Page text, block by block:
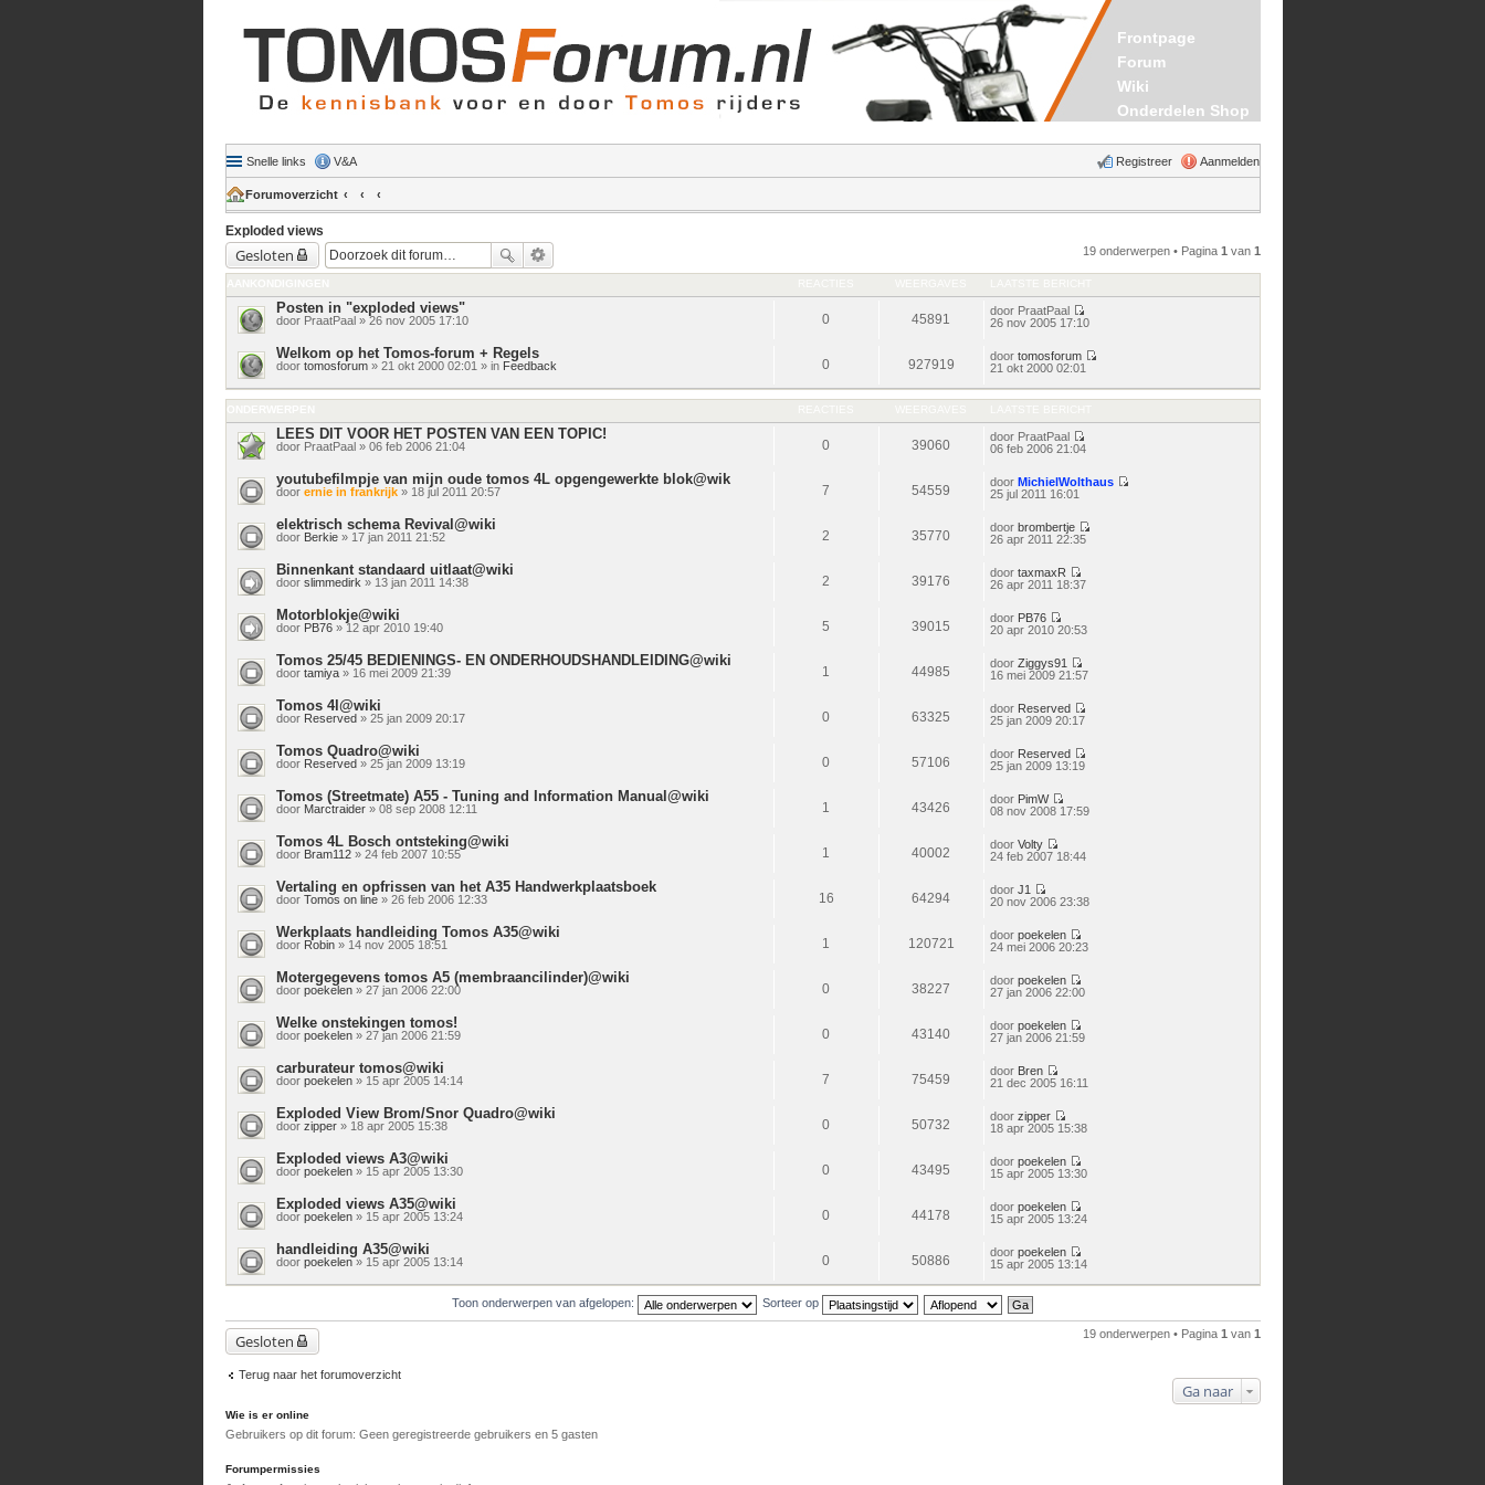
Frontpage
Forum
Wiki
Onderdelen Shop
Snelle links V&A Aanmelden
Registreer
Forumoverzicht
Exploded views
Gesloten 19 onderwerpen • Pagina 1 van 1
Posten in "exploded views"
door PraatPaal» 26 nov 2005 17:10 0 45891
door PraatPaal
Bekijk
26 nov 2005 17:10
Welkom op het Tomos-forum + Regels
door tomosforum» 21 okt 2000 02:01 » in Feedback 0 927919
door tomosforum
bericht
21 okt 2000 02:01
LEES DIT VOOR HET POSTEN VAN EEN TOPIC!
door PraatPaal» 06 feb 2006 21:04 0 39060
door PraatPaal
Bekijk
06 feb 2006 21:04
youtubefilmpje van mijn oude tomos 4L opgengewerkte blok@wik
door ernie in frankrijk» 18 jul 2011 20:57 7 54559
door MichielWolthaus
25 jul 2011 16:01
elektrisch schema Revival@wiki
door Berkie» 17 jan 2011 21:52 2 35770
door brombertje
26 apr 2011 22:35
Binnenkant standaard uitlaat@wiki
door slimmedirk » 13 jan 2011 14:38 2 39176
door taxmaxR
Bekijk
26 apr 2011 18:37
Motorblokje@wiki
door PB76» 12 apr 2010 19:40 5 39015
door PB76
Bekijk
20 apr 2010 20:53
Tomos 25/45 BEDIENINGS- EN ONDERHOUDSHANDLEIDING@wiki
door tamiya» 16 mei 2009 21:39 1 44985
door Ziggys91
Bekijk
16 mei 2009 21:57
Tomos 4l@wiki
door Reserved» 25 jan 2009 20:17 0 63325
door Reserved
25 jan 2009 20:17
Tomos Quadro@wiki
door Reserved» 25 jan 2009 13:19 0 57106
door Reserved
25 jan 2009 13:19
Tomos (Streetmate) A55 - Tuning and Information Manual@wiki
door Marctraider» 08 sep 2008 12:11 1 43426
door PimW
Bekijk
08 nov 2008 17:59
Tomos 4L Bosch ontsteking@wiki
door Bram112» 24 feb 2007 10:55 1 40002
door Volty
Bekijk
24 feb 2007 18:44
Vertaling en opfrissen van het A35 Handwerkplaatsboek
door Tomos on line» 26 feb 2006 12:33 16 64294
door J1
Bekijk
20 nov 2006 23:38
Werkplaats handleiding Tomos A35@wiki
door Robin» 14 nov 2005 18:51 1 120721
door poekelen
Bekijk
24 mei 2006 20:23
Motergegevens tomos A5 (membraancilinder)@wiki
door poekelen» 27 jan 2006 22:00 0 38227
door poekelen
Bekijk
27 jan 2006 22:00
Welke onstekingen tomos!
door poekelen» 27 jan 2006 21:59 0 43140
door poekelen
Bekijk
27 jan 2006 21:59
carburateur tomos@wiki
door poekelen» 15 apr 2005 14:14 7 75459
door Bren
Bekijk
21 dec 2005 16:11
Exploded View Brom/Snor Quadro@wiki
door zipper» 18 apr 2005 15:38 0 50732
door zipper
Bekijk
18 apr 2005 15:38
Exploded views A3@wiki
door poekelen» 15 apr 2005 13:30 0 43495
door poekelen
Bekijk
15 apr 2005 13:30
Exploded views A35@wiki
door poekelen» 15 apr 2005 13:24 0 44178
door poekelen
Bekijk
15 apr 2005 13:24
handleiding A35@wiki
door poekelen» 15 apr 2005 13:14 0 50886
door poekelen
Bekijk
bericht
15 apr 2005 13:14
Toon onderwerpen van afgelopen: Sorteer op
Gesloten 19 onderwerpen • Pagina 1 van 1
Terug naar het forumoverzicht
Ga naar
Wie is er online
Gebruikers op dit forum: Geen geregistreerde gebruikers en 5 gasten
Forumpermissies